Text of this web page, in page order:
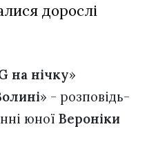
дорослі
на нічку»
» - розповідь-
юноїВероніки